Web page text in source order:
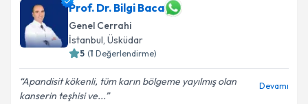
Prof. Dr. Bilgi Baca
Genel Cerrahi
İstanbul, Üsküdar
5 (1 Değerlendirme)
Apandisit kökenli, tüm karın bölgeme yayılmış olan
kanserin teşhisi ve...
Devamı